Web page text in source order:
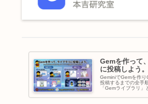
Gemを作って
に投稿しよう。
GeminiでGemを作り
投稿するまでの全手
「Gemライブラリ」
たGem（カスタムAI